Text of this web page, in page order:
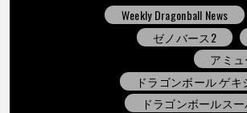
Weekly Dragonball News
ゼノバース2
アミ
ドラゴンボール ゲ
ドラゴンボールス